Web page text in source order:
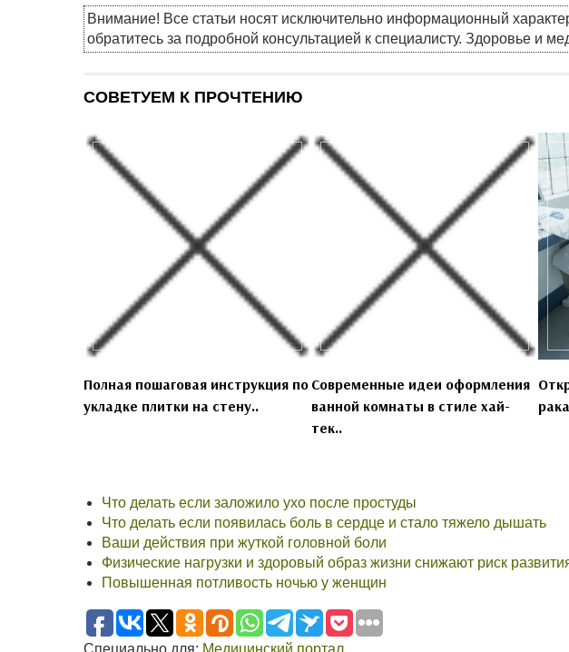
Внимание! Все статьи носят исключительно информационный
обратитесь за подробной консультацией к специалисту. Здоровье и
СОВЕТУЕМ К ПРОЧТЕНИЮ
Полная пошаговая инструкция по
укладке плитки на стену..
Современные идеи оформления
ванной комнаты в стиле хай-
тек..
Что делать если заложило ухо после простуды
Что делать если появилась боль в сердце и стало тяжело дышать
Ваши действия при жуткой головной боли
Физические нагрузки и здоровый образ жизни снижают риск
Повышенная потливость ночью у женщин